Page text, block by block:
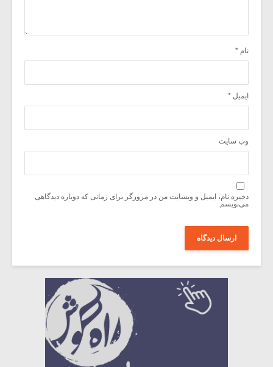
نام *
ایمیل *
وب‌ سایت
ذخیره نام، ایمیل و وبسایت من در مرورگر برای زمانی که دوباره دیدگاهی
می‌نویسم.